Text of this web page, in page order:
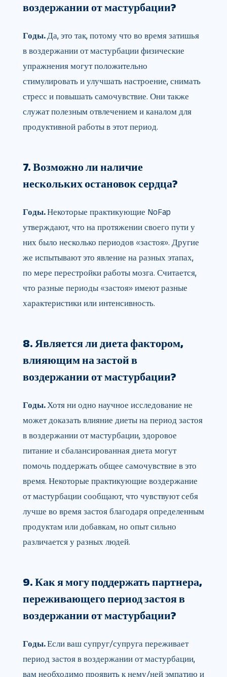
воздержании от мастурбации?
Годы. Да, это так, потому что во время затишья
в воздержании от мастурбации физические
упражнения могут положительно
стимулировать и улучшать настроение, снимать
стресс и повышать самочувствие. Они также
служат полезным отвлечением и каналом для
продуктивной работы в этот период.
7. Возможно ли наличие
нескольких остановок сердца?
Годы.Некоторые практикующие NoFap
утверждают, что на протяжении своего пути у
них было несколько периодов «застоя». Другие
же испытывают это явление на разных этапах,
по мере перестройки работы мозга. Считается,
что разные периоды «застоя» имеют разные
характеристики или интенсивность.
8. Является ли диета фактором,
влияющим на застой в
воздержании от мастурбации?
Годы. Хотя ни одно научное исследование не
может доказать влияние диеты на период застоя
в воздержании от мастурбации, здоровое
питание и сбалансированная диета могут
помочь поддержать общее самочувствие в это
время. Некоторые практикующие воздержание
от мастурбации сообщают, что чувствуют себя
лучше во время застоя благодаря определенным
продуктам или добавкам, но опыт сильно
различается у разных людей.
9. Как я могу поддержать партнера,
переживающего период застоя в
воздержании от мастурбации?
Годы.Если ваш супруг/супруга переживает
период застоя в воздержании от мастурбации,
вам необходимо проявить к нему/ней эмпатию и